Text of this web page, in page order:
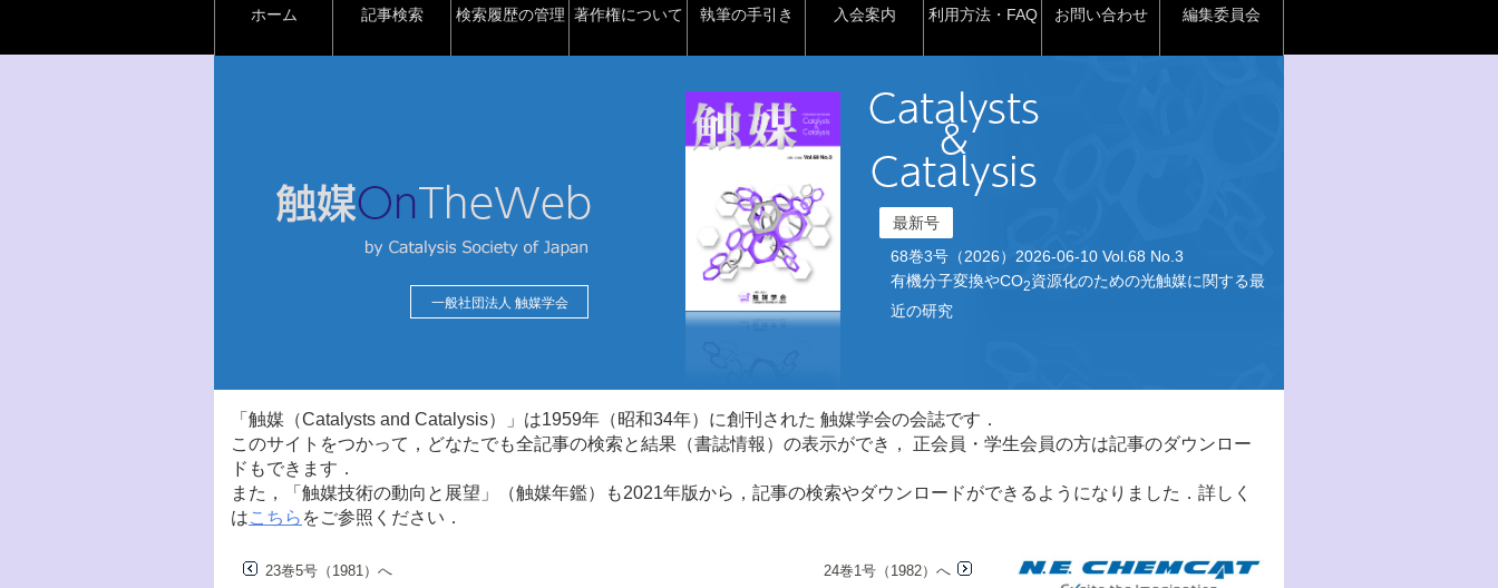
ホーム 記事検索 検索履歴の管理 著作権について 執筆の手引き 入会案内 利用方法・FAQ お問い合わせ 編集委員会
一般社団法人 触媒学会
最新号
68巻3号（2026）2026-06-10 Vol.68 No.3
有機分子変換やCO2資源化のための光触媒に関する最
近の研究
「触媒（Catalysts and Catalysis）」は1959年（昭和34年）に創刊された 触媒学会の会誌です．
このサイトをつかって，どなたでも全記事の検索と結果（書誌情報）の表示ができ， 正会員・学生会員の方は記事のダウンロー
ドもできます．
また，「触媒技術の動向と展望」（触媒年鑑）も2021年版から，記事の検索やダウンロードができるようになりました．詳しく
はこちら をご参照ください．
23巻5号（1981）へ 24巻1号（1982）へ